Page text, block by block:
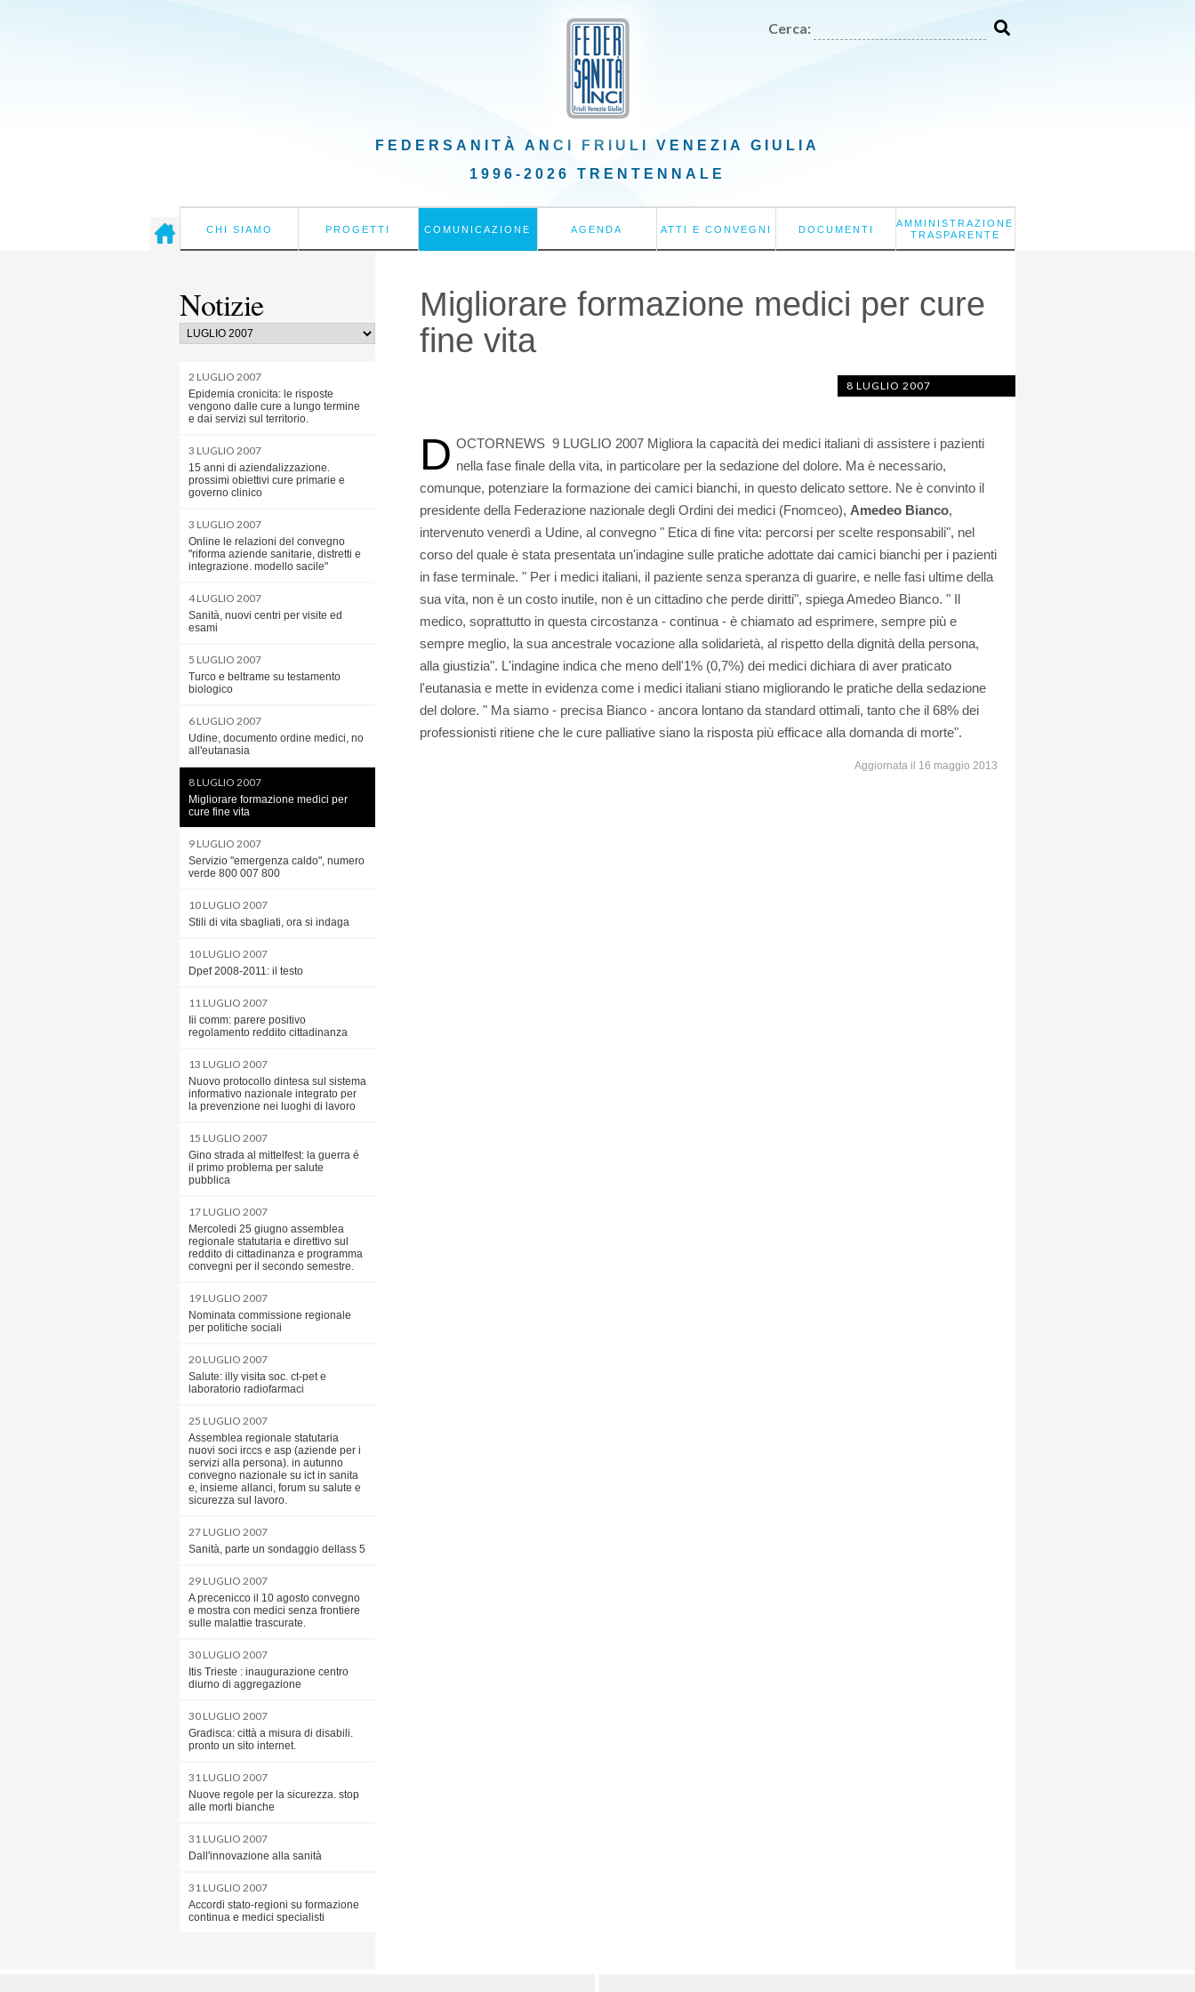
Cerca:
FEDERSANITÀ ANCI FRIULI VENEZIA GIULIA
1996-2026 TRENTENNALE
CHI SIAMO PROGETTI COMUNICAZIONE AGENDA ATTI E CONVEGNI DOCUMENTI
AMMINISTRAZIONE
TRASPARENTE
Notizie
2 LUGLIO 2007
Epidemia cronicita: le risposte
vengono dalle cure a lungo termine
e dai servizi sul territorio.
3 LUGLIO 2007
15 anni di aziendalizzazione.
prossimi obiettivi cure primarie e
governo clinico
3 LUGLIO 2007
Online le relazioni del convegno
"riforma aziende sanitarie, distretti e
integrazione. modello sacile"
4 LUGLIO 2007
Sanità, nuovi centri per visite ed
esami
5 LUGLIO 2007
Turco e beltrame su testamento
biologico
6 LUGLIO 2007
Udine, documento ordine medici, no
all'eutanasia
8 LUGLIO 2007
Migliorare formazione medici per
cure fine vita
9 LUGLIO 2007
Servizio "emergenza caldo", numero
verde 800 007 800
10 LUGLIO 2007
Stili di vita sbagliati, ora si indaga
10 LUGLIO 2007
Dpef 2008-2011: il testo
11 LUGLIO 2007
Iii comm: parere positivo
regolamento reddito cittadinanza
13 LUGLIO 2007
Nuovo protocollo dintesa sul sistema
informativo nazionale integrato per
la prevenzione nei luoghi di lavoro
15 LUGLIO 2007
Gino strada al mittelfest: la guerra é
il primo problema per salute
pubblica
17 LUGLIO 2007
Mercoledi 25 giugno assemblea
regionale statutaria e direttivo sul
reddito di cittadinanza e programma
convegni per il secondo semestre.
19 LUGLIO 2007
Nominata commissione regionale
per politiche sociali
20 LUGLIO 2007
Salute: illy visita soc. ct-pet e
laboratorio radiofarmaci
25 LUGLIO 2007
Assemblea regionale statutaria
nuovi soci irccs e asp (aziende per i
servizi alla persona). in autunno
convegno nazionale su ict in sanita
e, insieme allanci, forum su salute e
sicurezza sul lavoro.
27 LUGLIO 2007
Sanità, parte un sondaggio dellass 5
29 LUGLIO 2007
A precenicco il 10 agosto convegno
e mostra con medici senza frontiere
sulle malattie trascurate.
30 LUGLIO 2007
Itis Trieste : inaugurazione centro
diurno di aggregazione
30 LUGLIO 2007
Gradisca: città a misura di disabili.
pronto un sito internet.
31 LUGLIO 2007
Nuove regole per la sicurezza. stop
alle morti bianche
31 LUGLIO 2007
Dall'innovazione alla sanità
31 LUGLIO 2007
Accordi stato-regioni su formazione
continua e medici specialisti
Migliorare formazione medici per cure
fine vita
8 LUGLIO 2007
D OCTORNEWS  9 LUGLIO 2007 Migliora la capacità dei medici italiani di assistere i pazienti
nella fase finale della vita, in particolare per la sedazione del dolore. Ma è necessario,
comunque, potenziare la formazione dei camici bianchi, in questo delicato settore. Ne è convinto il
presidente della Federazione nazionale degli Ordini dei medici (Fnomceo), Amedeo Bianco,
intervenuto venerdì a Udine, al convegno " Etica di fine vita: percorsi per scelte responsabili", nel
corso del quale è stata presentata un'indagine sulle pratiche adottate dai camici bianchi per i pazienti
in fase terminale. " Per i medici italiani, il paziente senza speranza di guarire, e nelle fasi ultime della
sua vita, non è un costo inutile, non è un cittadino che perde diritti", spiega Amedeo Bianco. " Il
medico, soprattutto in questa circostanza - continua - è chiamato ad esprimere, sempre più e
sempre meglio, la sua ancestrale vocazione alla solidarietà, al rispetto della dignità della persona,
alla giustizia". L'indagine indica che meno dell'1% (0,7%) dei medici dichiara di aver praticato
l'eutanasia e mette in evidenza come i medici italiani stiano migliorando le pratiche della sedazione
del dolore. " Ma siamo - precisa Bianco - ancora lontano da standard ottimali, tanto che il 68% dei
professionisti ritiene che le cure palliative siano la risposta più efficace alla domanda di morte".
Aggiornata il 16 maggio 2013